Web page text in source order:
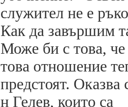
служител не е
Как да завършим
Може би с това, че
това отношение
предстоят. Оказва
н Гелев, които са